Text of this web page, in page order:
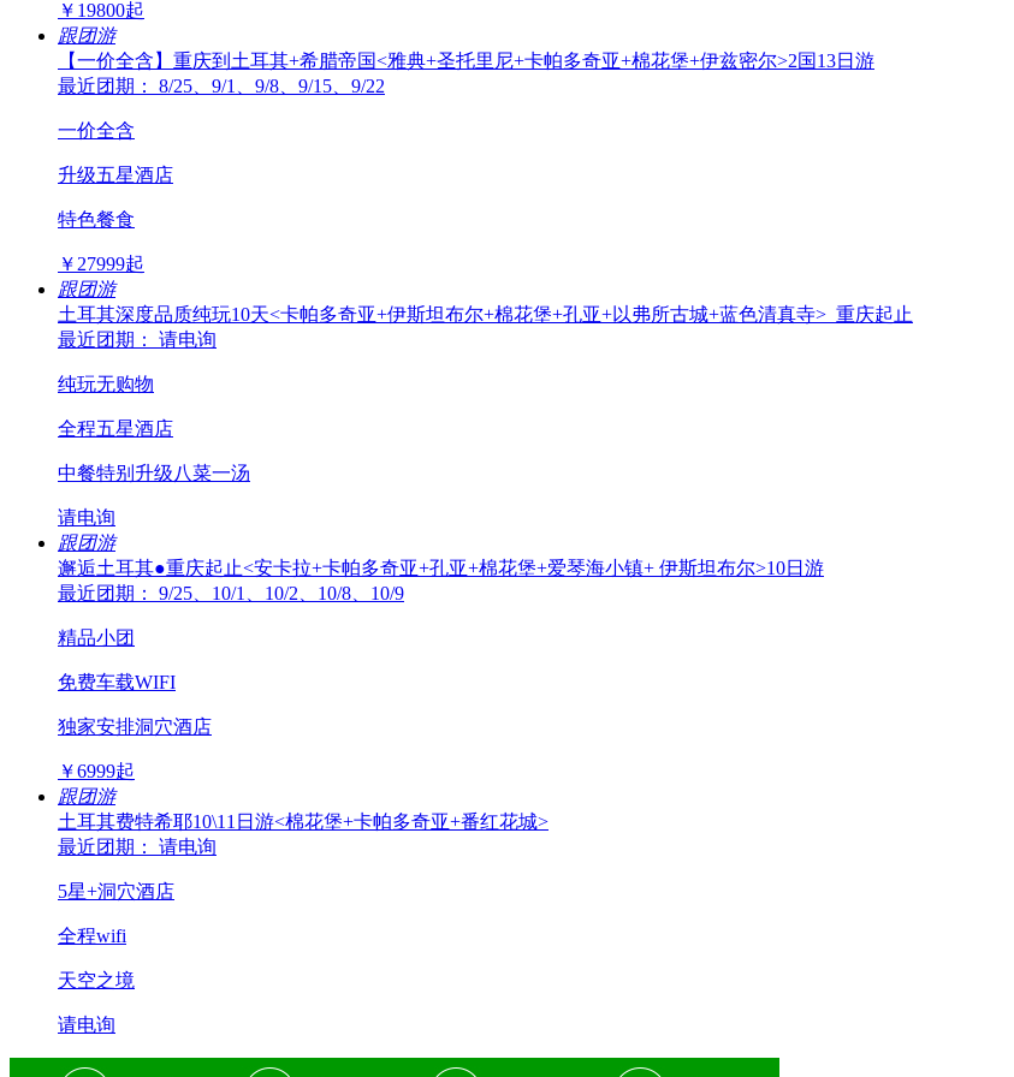
￥ 19800起
跟团游
【一价全含】重庆到土耳其+希腊帝国<雅典+圣托里尼+卡帕多奇亚+棉花堡+伊兹密尔>2国13日游
最近团期： 8/25、9/1、9/8、9/15、9/22
一价全含
升级五星酒店
特色餐食
￥ 27999起
跟团游
土耳其深度品质纯玩10天<卡帕多奇亚+伊斯坦布尔+棉花堡+孔亚+以弗所古城+蓝色清真寺>_重庆起止
最近团期： 请电询
纯玩无购物
全程五星酒店
中餐特别升级八菜一汤
请电询
跟团游
邂逅土耳其●重庆起止<安卡拉+卡帕多奇亚+孔亚+棉花堡+爱琴海小镇+ 伊斯坦布尔>10日游
最近团期： 9/25、10/1、10/2、10/8、10/9
精品小团
免费车载WIFI
独家安排洞穴酒店
￥6999起
跟团游
土耳其费特希耶10\11日游<棉花堡+卡帕多奇亚+番红花城>
最近团期： 请电询
5星+洞穴酒店
全程wifi
天空之境
请电询